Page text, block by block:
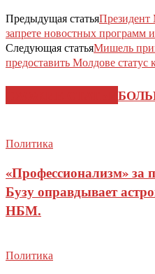
Предыдущая статьяПрезидент
запрете новостных программ
Следующая статьяМишель
предоставить Молдове статус
Политика
«Профессионализм» за
Бузу оправдывает
НБМ.
Политика